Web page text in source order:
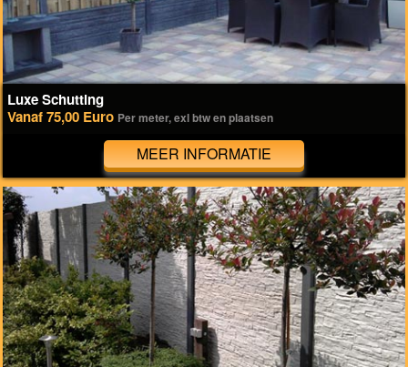
Luxe Schutting
Vanaf 75,00 Euro Per meter, exl btw en plaatsen
MEER INFORMATIE